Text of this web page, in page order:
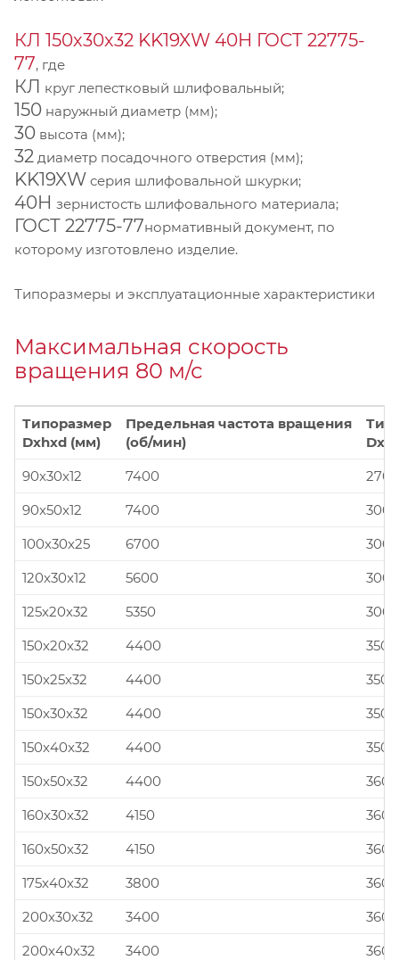
КЛ 150х30х32 KK19XW 40Н ГОСТ 22775-
77, где
КЛ круг лепестковый шлифовальный;
150 наружный диаметр (мм);
30 высота (мм);
32 диаметр посадочного отверстия (мм);
KK19XW серия шлифовальной шкурки;
40Н зернистость шлифовального материала;
ГОСТ 22775-77нормативный документ, по
которому изготовлено изделие.
Типоразмеры и эксплуатационные характеристики
Максимальная скорость
вращения 80 м/с
Типоразмер
Dxhxd (мм)
Предельная частота вращения
(об/мин)
90x30x12
7400
90x50x12
7400
100x30x25
6700
120x30x12
5600
125x20x32
5350
150x20x32
4400
150x25x32
4400
150x30x32
4400
150x40x32
4400
150x50x32
4400
160x30x32
4150
160x50x32
4150
175x40x32
3800
200x30x32
3400
200x40x32
3400